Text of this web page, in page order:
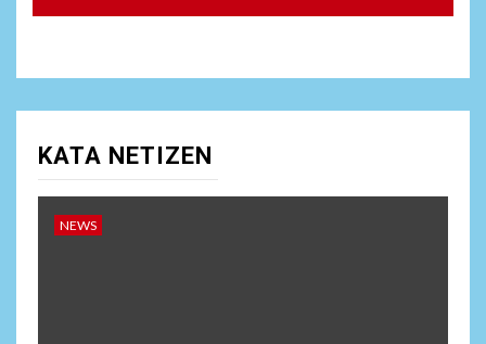
KATA NETIZEN
NEWS